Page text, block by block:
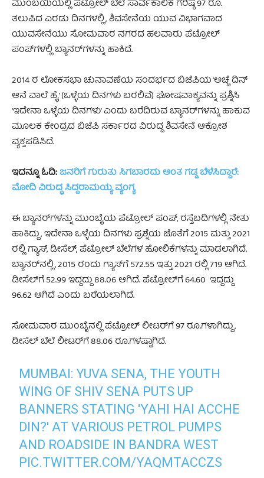
ಮುಂಬಯಿಯಲ್ಲಿ ಪೆಟ್ರೋಲ್ ಬೆಲೆ ಸಾರ್ವಕಾಲಿಕ ಗರಿಷ್ಠ 97 ರೂ.
ತಲುಪಿದ ಎರಡು ದಿನಗಳಲ್ಲಿ, ಶಿವಸೇನೆಯ ಯುವ ವಿಭಾಗವಾದ
ಯುವಸೇನೆಯು ಸೋಮವಾರ ನಗರದ ಹಲವಾರು ಪೆಟ್ರೋಲ್
ಪಂಪ್‌ಗಳಲ್ಲಿ ಬ್ಯಾನರ್‌ಗಳನ್ನು ಹಾಕಿದೆ.
2014 ರ ಲೋಕಸಭಾ ಚುನಾವಣೆಯ ಸಂದರ್ಭದ ಬಿಜೆಪಿಯ ‘ಅಚ್ಚೆ ದಿನ್
ಆನೆ ವಾಲೆ ಹೈ’ (ಒಳ್ಳೆಯ ದಿನಗಳು ಬರಲಿವೆ) ಘೋಷವಾಕ್ಯವನ್ನು ಪ್ರಶ್ನಿಸಿ
‘ಇದೇನಾ ಒಳ್ಳೆಯ ದಿನಗಳು’ ಎಂದು ಬರೆದಿರುವ ಬ್ಯಾನರ್‌ಗಳನ್ನು ಹಾಕುವ
ಮೂಲಕ ಕೇಂದ್ರದ ಬಿಜೆಪಿ ಸರ್ಕಾರದ ವಿರುದ್ದ ಶಿವಸೇನೆ ಆಕ್ರೋಶ
ವ್ಯಕ್ತಪಡಿಸಿದೆ.
ಇದನ್ನೂ ಓದಿ:ಜನರಿಗೆ ಗುರುತು ಸಿಗಬಾರದು ಅಂತ ಗಡ್ಡ ಬೆಳೆಸಿದ್ದಾರೆ:
ಮೋದಿ ವಿರುದ್ಧ ಸಿದ್ದರಾಮಯ್ಯ ವ್ಯಂಗ್ಯ
ಈ ಬ್ಯಾನರ್‌ಗಳನ್ನು ಮುಂಬೈಯ ಪೆಟ್ರೋಲ್ ಪಂಪ್, ರಸ್ತೆಬದಿಗಳಲ್ಲಿ ನೇತು
ಹಾಕಿದ್ದು, ಇದೇನಾ ಒಳ್ಳೆಯ ದಿನಗಳು ಪ್ರಶ್ನೆಯ ಜೊತೆಗೆ 2015 ಮತ್ತು 2021
ರಲ್ಲಿ ಗ್ಯಾಸ್, ಡೀಸೆಲ್, ಪೆಟ್ರೋಲ್‌ ಬೆಲೆಗಳ ಹೋಲಿಕೆಗಳನ್ನು ಮಾಡಲಾಗಿದೆ.
ಬ್ಯಾನರ್‌‌ನಲ್ಲಿ, 2015 ರಂದು ಗ್ಯಾಸ್‌ಗೆ 572.55 ಇತ್ತು 2021 ರಲ್ಲಿ 719 ಆಗಿದೆ.
ಡೀಸೆಲ್‌ಗೆ 52.99 ಇದ್ದದ್ದು 88.06 ಆಗಿದೆ. ಪೆಟ್ರೋಲ್‌ಗೆ 64.60 ಇದ್ದದ್ದು
96.62 ಆಗಿದೆ ಎಂದು ಬರೆಯಲಾಗಿದೆ.
ಸೋಮವಾರ ಮುಂಬೈನಲ್ಲಿ ಪೆಟ್ರೋಲ್ ಲೀಟರ್‌ಗೆ 97 ರೂ.ಗಳಾಗಿದ್ದು,
ಡೀಸೆಲ್ ಬೆಲೆ ಲೀಟರ್‌ಗೆ 88.06 ರೂ.ಗಳಷ್ಟಾಗಿದೆ.
MUMBAI: YUVA SENA, THE YOUTH
WING OF SHIV SENA PUTS UP
BANNERS STATING 'YAHI HAI ACCHE
DIN?' AT VARIOUS PETROL PUMPS
AND ROADSIDE IN BANDRA WEST
PIC.TWITTER.COM/YAQMTACCZS